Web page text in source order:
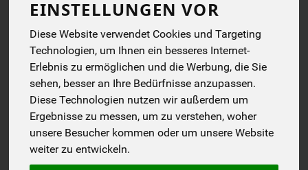
EINSTELLUNGEN VOR
Diese Website verwendet Cookies und Targeting
Technologien, um Ihnen ein besseres Internet-
Erlebnis zu ermöglichen und die Werbung, die Sie
sehen, besser an Ihre Bedürfnisse anzupassen.
Diese Technologien nutzen wir außerdem um
Ergebnisse zu messen, um zu verstehen, woher
unsere Besucher kommen oder um unsere Website
weiter zu entwickeln.
VEGANEART...TEEWURST
Schmecke den
Unterschied. Linsen neu
erleben.
HEDI Naturkost GmbH
EG
3,59 € * / 140 g